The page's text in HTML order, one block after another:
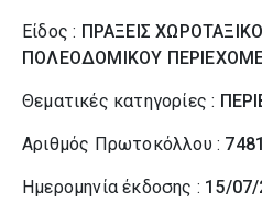
Είδος : ΠΡΑΞΕΙΣ
ΠΟΛΕΟΔΟΜΙΚΟΥ
Θεματικές κατηγορίες :
Αριθμός Πρωτοκόλλου :
Ημερομηνία έκδοσης : 15/07/